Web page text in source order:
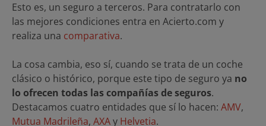
Esto es, un seguro a terceros. Para contratarlo con
las mejores condiciones entra en Acierto.com y
realiza una comparativa.
La cosa cambia, eso sí, cuando se trata de un coche
clásico o histórico, porque este tipo de seguro ya no
lo ofrecen todas las compañías de seguros.
Destacamos cuatro entidades que sí lo hacen: AMV,
Mutua Madrileña, AXAy Helvetia.